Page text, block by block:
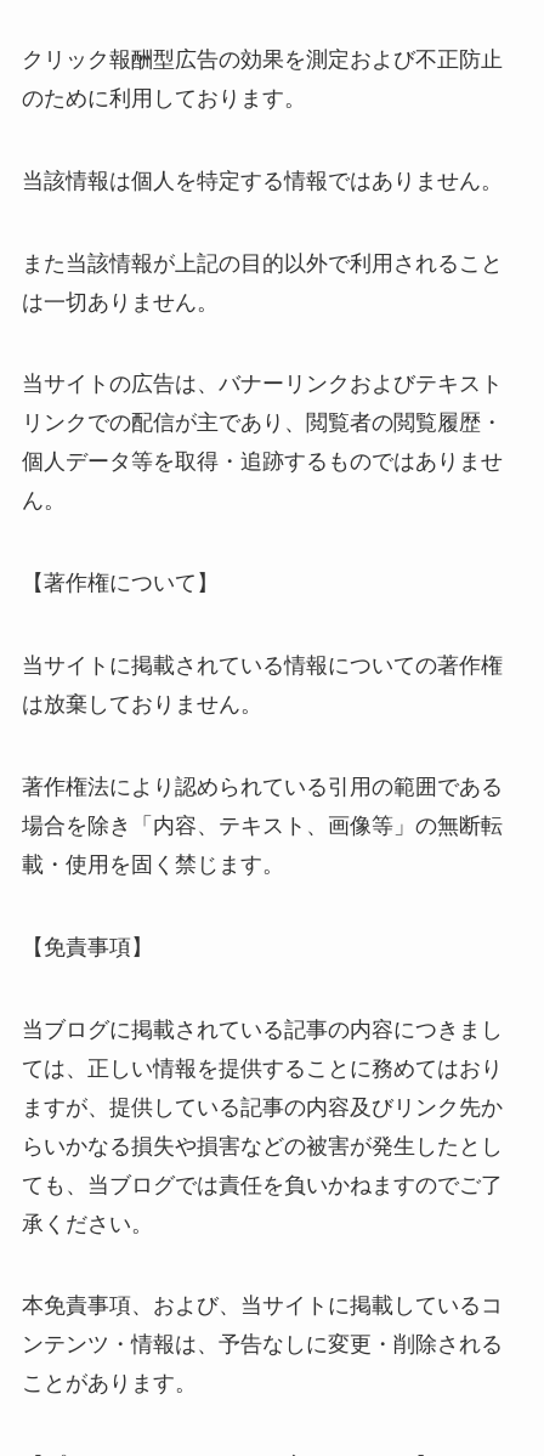
クリック報酬型広告の効果を測定および不正防止
のために利用しております。
当該情報は個人を特定する情報ではありません。
また当該情報が上記の目的以外で利用されること
は一切ありません。
当サイトの広告は、バナーリンクおよびテキスト
リンクでの配信が主であり、閲覧者の閲覧履歴・
個人データ等を取得・追跡するものではありませ
ん。
【著作権について】
当サイトに掲載されている情報についての著作権
は放棄しておりません。
著作権法により認められている引用の範囲である
場合を除き「内容、テキスト、画像等」の無断転
載・使用を固く禁じます。
【免責事項】
当ブログに掲載されている記事の内容につきまし
ては、正しい情報を提供することに務めてはおり
ますが、提供している記事の内容及びリンク先か
らいかなる損失や損害などの被害が発生したとし
ても、当ブログでは責任を負いかねますのでご了
承ください。
本免責事項、および、当サイトに掲載しているコ
ンテンツ・情報は、予告なしに変更・削除される
ことがあります。